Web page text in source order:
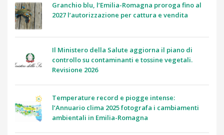
Granchio blu, l’Emilia-Romagna proroga fino al
2027 l’autorizzazione per cattura e vendita
Il Ministero della Salute aggiorna il piano di
controllo su contaminanti e tossine vegetali.
Revisione 2026
Temperature record e piogge intense:
l’Annuario clima 2025 fotografa i cambiamenti
ambientali in Emilia-Romagna